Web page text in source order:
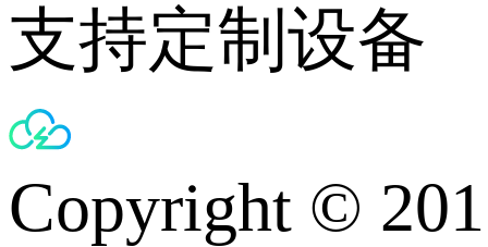
支持定制设备
Copyright ©